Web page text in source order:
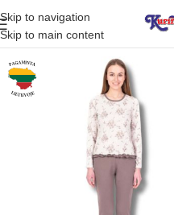
Skip to navigation
Skip to main content
NAUJĄ PARDUOTUVĘ